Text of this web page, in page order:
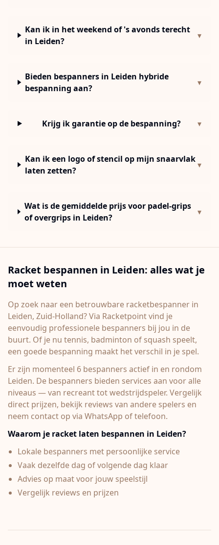
Kan ik in het weekend of 's avonds terecht
in Leiden?
▾
Bieden bespanners in Leiden hybride
bespanning aan?
▾
Krijg ik garantie op de bespanning? ▾
Kan ik een logo of stencil op mijn snaarvlak
laten zetten?
▾
Wat is de gemiddelde prijs voor padel-grips
of overgrips in Leiden?
▾
Racket bespannen in Leiden: alles wat je
moet weten
Op zoek naar een betrouwbare racketbespanner in
Leiden, Zuid-Holland? Via Racketpoint vind je
eenvoudig professionele bespanners bij jou in de
buurt. Of je nu tennis, badminton of squash speelt,
een goede bespanning maakt het verschil in je spel.
Er zijn momenteel 6 bespanners actief in en rondom
Leiden. De bespanners bieden services aan voor alle
niveaus — van recreant tot wedstrijdspeler. Vergelijk
direct prijzen, bekijk reviews van andere spelers en
neem contact op via WhatsApp of telefoon.
Waarom je racket laten bespannen in Leiden?
Lokale bespanners met persoonlijke service
Vaak dezelfde dag of volgende dag klaar
Advies op maat voor jouw speelstijl
Vergelijk reviews en prijzen